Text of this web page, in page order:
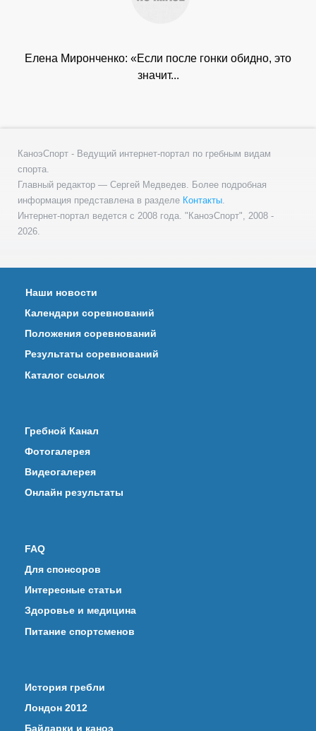
Елена Миронченко: «Если после гонки обидно, это
значит...
КаноэСпорт - Ведущий интернет-портал по гребным видам
спорта.
Главный редактор — Сергей Медведев. Более подробная
информация представлена в разделе Контакты
Интернет-портал ведется с 2008 года. "КаноэСпорт", 2008 -
2026.
Наши новости
Календари соревнований
Положения соревнований
Результаты соревнований
Каталог ссылок
Гребной Канал
Фотогалерея
Видеогалерея
Онлайн результаты
FAQ
Для спонсоров
Интересные статьи
Здоровье и медицина
Питание спортсменов
История гребли
Лондон 2012
Байдарки и каноэ